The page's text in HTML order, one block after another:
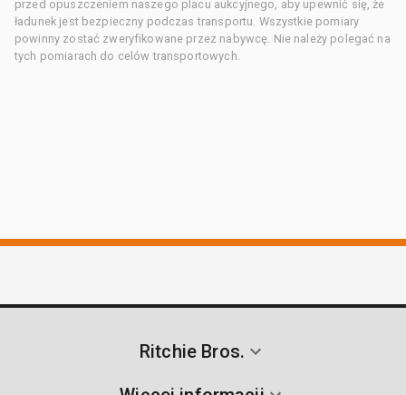
przed opuszczeniem naszego placu aukcyjnego, aby upewnić się, że
ładunek jest bezpieczny podczas transportu. Wszystkie pomiary
powinny zostać zweryfikowane przez nabywcę. Nie należy polegać na
tych pomiarach do celów transportowych.
Ritchie Bros.